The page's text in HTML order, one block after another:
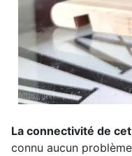
La connectivité de
connu aucun